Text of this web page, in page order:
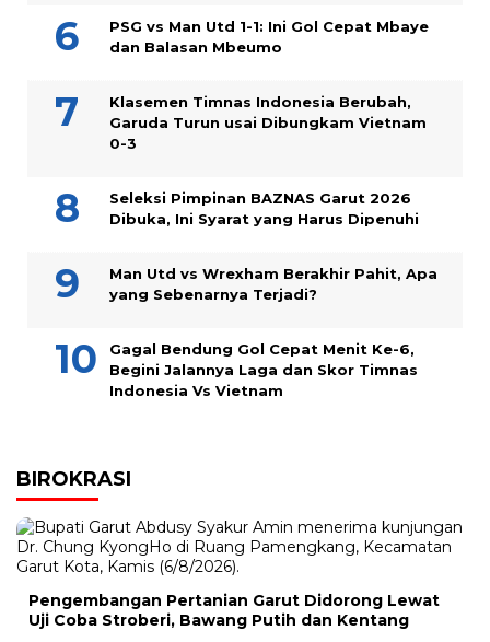
PSG vs Man Utd 1-1: Ini Gol Cepat Mbaye
dan Balasan Mbeumo
Klasemen Timnas Indonesia Berubah,
Garuda Turun usai Dibungkam Vietnam
0-3
Seleksi Pimpinan BAZNAS Garut 2026
Dibuka, Ini Syarat yang Harus Dipenuhi
Man Utd vs Wrexham Berakhir Pahit, Apa
yang Sebenarnya Terjadi?
Gagal Bendung Gol Cepat Menit Ke-6,
Begini Jalannya Laga dan Skor Timnas
Indonesia Vs Vietnam
BIROKRASI
Pengembangan Pertanian Garut Didorong Lewat
Uji Coba Stroberi, Bawang Putih dan Kentang